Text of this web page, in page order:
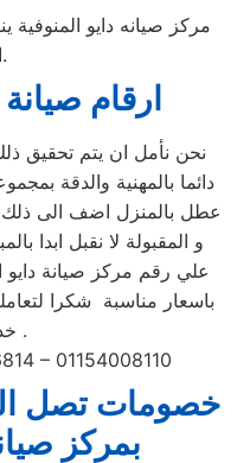
مركز صيانه دايو المنوفية
الخارجية.
ارقام
نحن نأمل ان يتم تحقيق
دائما بالمهنية والدقة
عطل بالمنزل اضف الى ذلك
و المقبولة لا نقبل ابدا
علي رقم مركز صيانة
باسعار مناسبة شكرا
خدمة العملاء .
– 01154008110
بمركز